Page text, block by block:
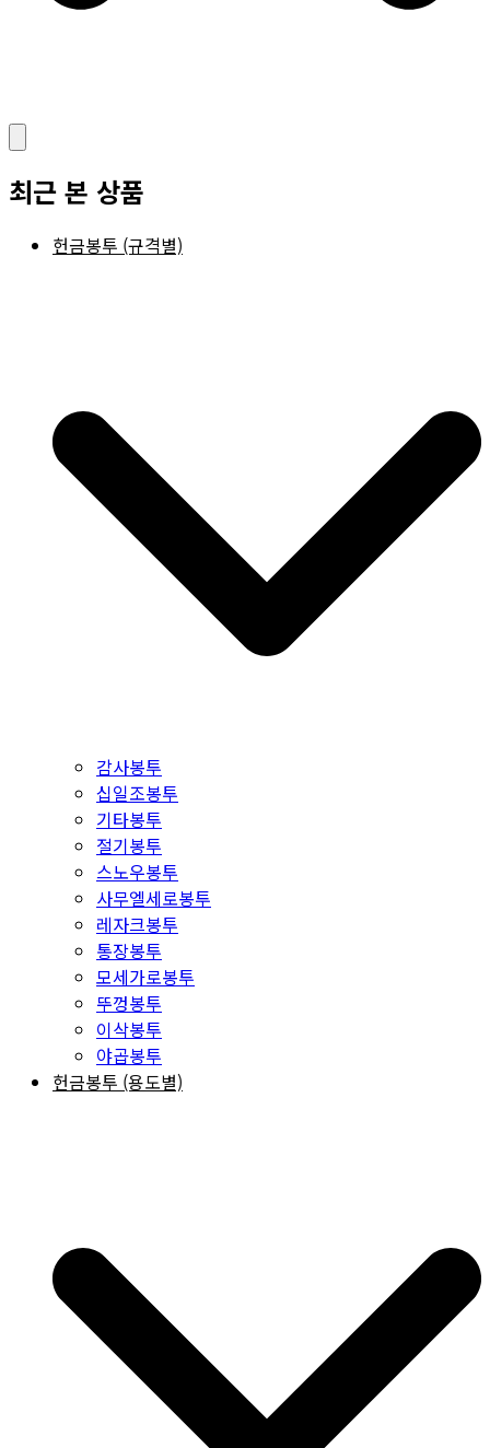
최근 본 상품
헌금봉투 (규격별)
감사봉투
십일조봉투
기타봉투
절기봉투
스노우봉투
사무엘세로봉투
레자크봉투
통장봉투
모세가로봉투
뚜껑봉투
이삭봉투
야곱봉투
헌금봉투 (용도별)